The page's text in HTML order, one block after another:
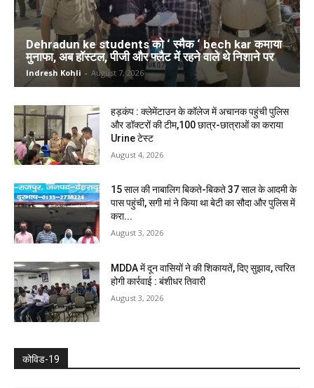
Dehradun ke students को ‘ स्मैक ‘ bech kar कमाया
मुनाफा, अब हॉस्टल, पीजी और फ्लैट में रहने वाले थे निशाने पर
Indresh Kohli - August 7, 2026
हड़कंप : क्लेमेंटाउन के कॉलेज में अचानक पहुंची पुलिस
और डॉक्टरों की टीम,100 छात्र-छात्राओं का कराया
Urine टेस्ट
August 4, 2026
15 साल की नाबालिग बिकते-बिकते 37 साल के आदमी के
पास पहुंची, सगी मां ने किया था बेटी का सौदा और पुलिस में
करा...
August 3, 2026
MDDA में दून वासियों ने की शिकायतें, दिए सुझाव, त्वरित
होगी कार्रवाई : बंशीधर तिवारी
August 3, 2026
कोविड-19